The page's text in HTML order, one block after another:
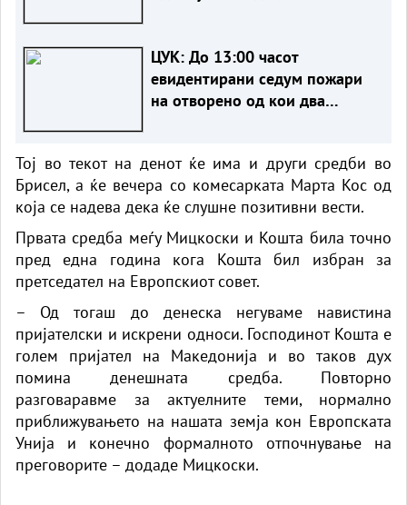
ЦУК: До 13:00 часот
евидентирани седум пожари
на отворено од кои два
Тој во текот на денот ќе има и други средби во
Брисел, а ќе вечера со комесарката Марта Кос од
која се надева дека ќе слушне позитивни вести.
Првата средба меѓу Мицкоски и Кошта била точно
пред една година кога Кошта бил избран за
претседател на Европскиот совет.
– Од тогаш до денеска негуваме навистина
пријателски и искрени односи. Господинот Кошта е
голем пријател на Македонија и во таков дух
помина денешната средба. Повторно
разговаравме за актуелните теми, нормално
приближувањето на нашата земја кон Европската
Унија и конечно формалното отпочнување на
преговорите – додаде Мицкоски.